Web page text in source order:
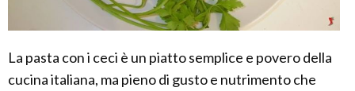
La pasta con i ceci è un piatto semplice e povero della
cucina italiana, ma pieno di gusto e nutrimento che